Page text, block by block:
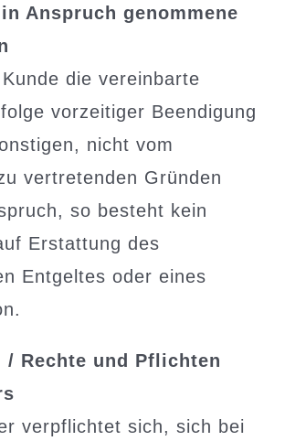
Anspruch genommene
die vereinbarte
vorzeitiger Beendigung
nicht vom
vertretenden Gründen
so besteht kein
Erstattung des
Entgeltes oder eines
/ Rechte und Pflichten
verpflichtet sich, sich bei